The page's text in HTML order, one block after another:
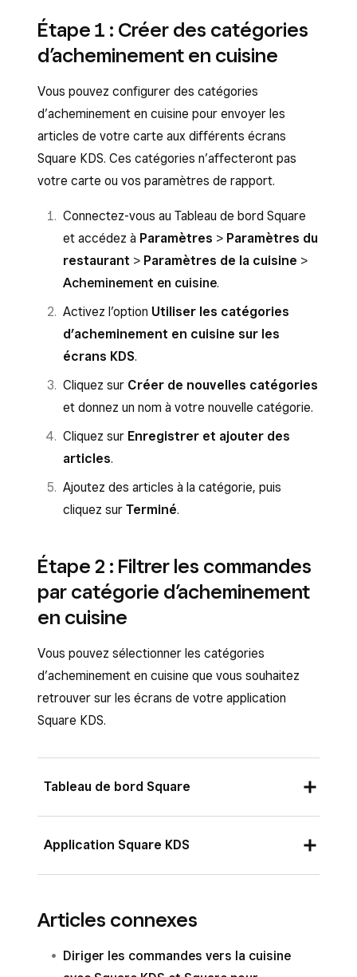
Étape 1 : Créer des catégories
d’acheminement en cuisine
Vous pouvez configurer des catégories
d’acheminement en cuisine pour envoyer les
articles de votre carte aux différents écrans
Square KDS. Ces catégories n’affecteront pas
votre carte ou vos paramètres de rapport.
Connectez-vous au Tableau de bord Square
et accédez à Paramètres > Paramètres du
restaurant > Paramètres de la cuisine >
Acheminement en cuisine.
Activez l’option Utiliser les catégories
d’acheminement en cuisine sur les
écrans KDS.
Cliquez sur Créer de nouvelles catégories
et donnez un nom à votre nouvelle catégorie.
Cliquez sur Enregistrer et ajouter des
articles.
Ajoutez des articles à la catégorie, puis
cliquez sur Terminé.
Étape 2 : Filtrer les commandes
par catégorie d’acheminement
en cuisine
Vous pouvez sélectionner les catégories
d’acheminement en cuisine que vous souhaitez
retrouver sur les écrans de votre application
Square KDS.
Tableau de bord Square
Connectez-vous au Tableau de bord Square
Sélectionnez votre appareil puis, à côté de
Cliquez surArticles et catégories, puis
Application Square KDS
surParamètres>Articles et
Activez les catégories que vous souhaitez
Articles connexes
Diriger les commandes vers la cuisine